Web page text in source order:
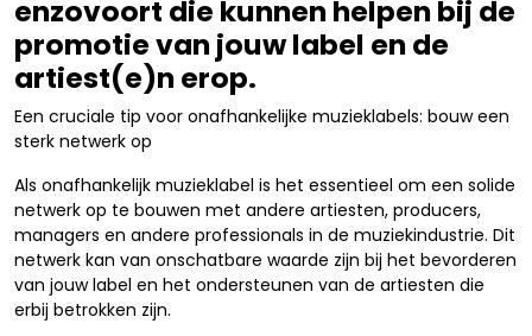
enzovoort die kunnen helpen bij de
promotie van jouw label en de
artiest(e)n erop.
Een cruciale tip voor onafhankelijke muzieklabels: bouw een
sterk netwerk op
Als onafhankelijk muzieklabel is het essentieel om een solide
netwerk op te bouwen met andere artiesten, producers,
managers en andere professionals in de muziekindustrie. Dit
netwerk kan van onschatbare waarde zijn bij het bevorderen
van jouw label en het ondersteunen van de artiesten die
erbij betrokken zijn.